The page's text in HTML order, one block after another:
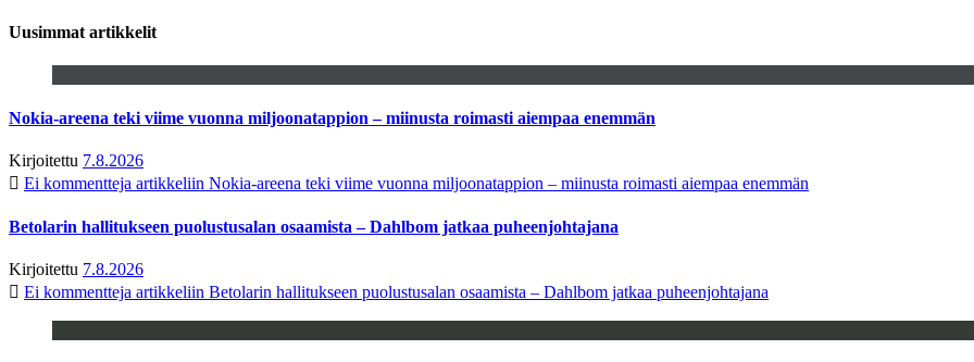
Uusimmat artikkelit
Nokia-areena teki viime vuonna miljoonatappion – miinusta roimasti aiempaa enemmän
Kirjoitettu 7.8.2026
Ei kommentteja artikkeliin Nokia-areena teki viime vuonna miljoonatappion – miinusta roimasti aiempaa enemmän
Betolarin hallitukseen puolustusalan osaamista – Dahlbom jatkaa puheenjohtajana
Kirjoitettu 7.8.2026
Ei kommentteja artikkeliin Betolarin hallitukseen puolustusalan osaamista – Dahlbom jatkaa puheenjohtajana